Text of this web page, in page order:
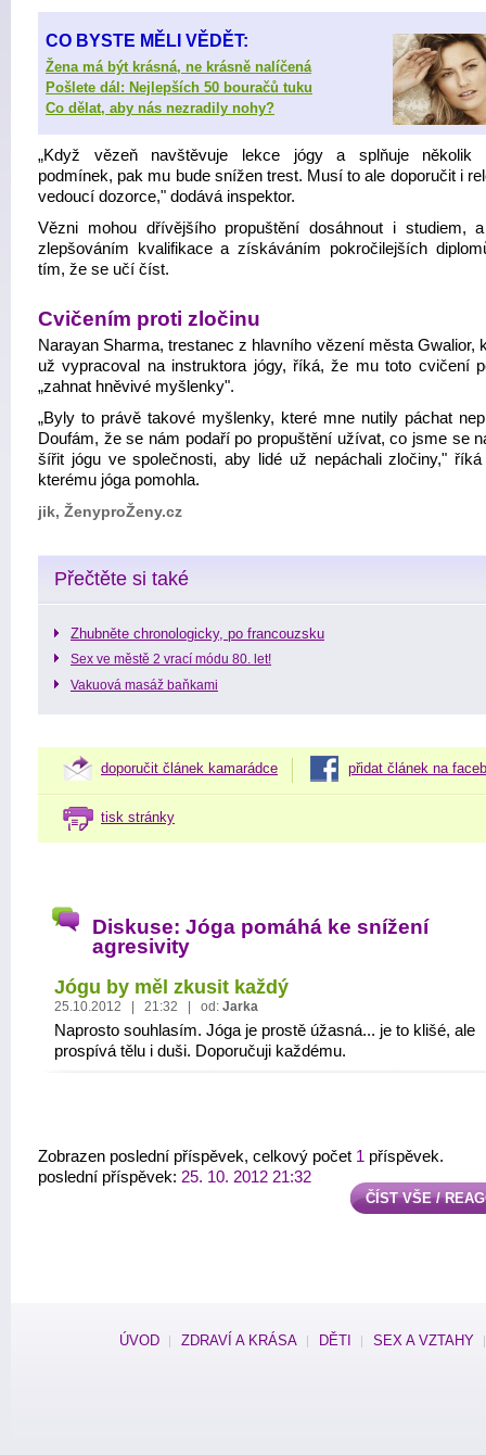
CO BYSTE MĚLI VĚDĚT:
Žena má být krásná, ne krásně nalíčená
Pošlete dál: Nejlepších 50 bouračů tuku
Co dělat, aby nás nezradily nohy?
„Když vězeň navštěvuje lekce jógy a splňuje několik
podmínek, pak mu bude snížen trest. Musí to ale doporučit i
vedoucí dozorce," dodává inspektor.
Vězni mohou dřívějšího propuštění dosáhnout i studiem,
zlepšováním kvalifikace a získáváním pokročilejších
tím, že se učí číst.
Cvičením proti zločinu
Narayan Sharma, trestanec z hlavního vězení města Gwalior,
už vypracoval na instruktora jógy, říká, že mu toto cvičení
„zahnat hněvivé myšlenky".
„Byly to právě takové myšlenky, které mne nutily páchat
Doufám, že se nám podaří po propuštění užívat, co jsme se
šířit jógu ve společnosti, aby lidé už nepáchali zločiny," říká
kterému jóga pomohla.
jik, ŽenyproŽeny.cz
Přečtěte si také
Zhubněte chronologicky, po francouzsku
Sex ve městě 2 vrací módu 80. let!
Vakuová masáž baňkami
doporučit článek kamarádce přidat článek na
tisk stránky
Diskuse: Jóga pomáhá ke snížení
agresivity
Jógu by měl zkusit každý
25.10.2012 | 21:32 | od: Jarka
Naprosto souhlasím. Jóga je prostě úžasná... je to klišé, ale
prospívá tělu i duši. Doporučuji každému.
Zobrazen poslední příspěvek, celkový počet 1 příspěvek.
poslední příspěvek: 25. 10. 2012 21:32
ČÍST VŠE /
ÚVOD ZDRAVÍ A KRÁSA DĚTI SEX A VZTAHY